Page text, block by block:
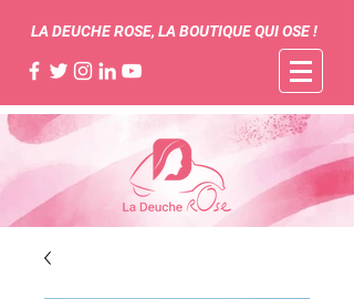
LA DEUCHE ROSE, LA BOUTIQUE QUI OSE !